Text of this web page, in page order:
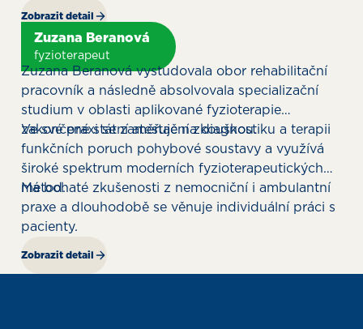
Zobrazit detail
Zuzana Beranová
fyzioterapeut
Zuzana Beranová vystudovala obor rehabilitační
pracovník a následně absolvovala specializační
studium v oblasti aplikované fyzioterapie
zakončené státní atestační zkouškou.
Ve své praxi se zaměřuje na diagnostiku a terapii
funkčních poruch pohybové soustavy a využívá
široké spektrum moderních fyzioterapeutických
metod.
Má bohaté zkušenosti z nemocniční i ambulantní
praxe a dlouhodobě se věnuje individuální práci s
pacienty.
Zobrazit detail